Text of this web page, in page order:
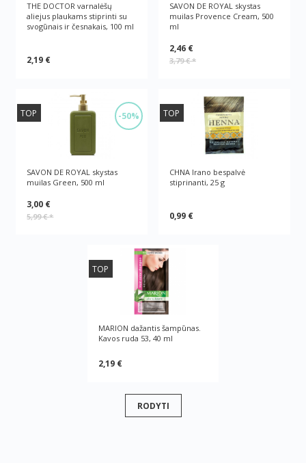
THE DOCTOR varnalėšų
aliejus plaukams stiprinti su
svogūnais ir česnakais, 100 ml
2,19 €
SAVON DE ROYAL skystas
muilas Provence Cream, 500
ml
2,46 €
3,79 €*
-50%
TOP
SAVON DE ROYAL skystas
muilas Green, 500 ml
3,00 €
5,99 €*
TOP
CHNA Irano bespalvė
stiprinanti, 25 g
0,99 €
TOP
MARION dažantis šampūnas.
Kavos ruda 53, 40 ml
2,19 €
RODYTI